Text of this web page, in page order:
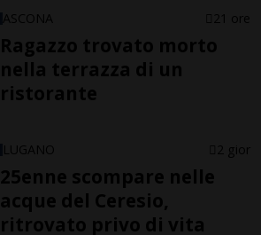
ASCONA 21 ore
Ragazzo trovato morto
nella terrazza di un
ristorante
LUGANO 2 gior
25enne scompare nelle
acque del Ceresio,
ritrovato privo di vita